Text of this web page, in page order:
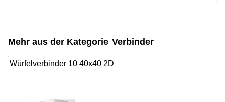
Mehr aus der Kategorie Verbinder
Würfelverbinder 10 40x40 2D